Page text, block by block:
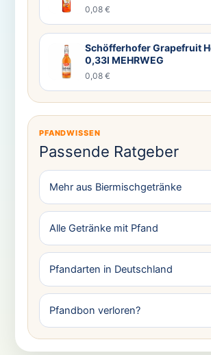
0,08 €
Schöfferhofer Grapefruit
0,33l MEHRWEG
0,08 €
PFANDWISSEN
Passende Ratgeber
Mehr aus Biermischgetränke
Alle Getränke mit Pfand
Pfandarten in Deutschland
Pfandbon verloren?